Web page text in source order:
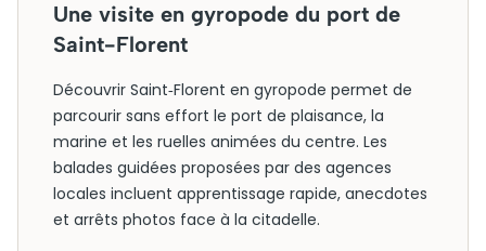
Une visite en gyropode du port de
Saint-Florent
Découvrir Saint‑Florent en gyropode permet de
parcourir sans effort le port de plaisance, la
marine et les ruelles animées du centre. Les
balades guidées proposées par des agences
locales incluent apprentissage rapide, anecdotes
et arrêts photos face à la citadelle.